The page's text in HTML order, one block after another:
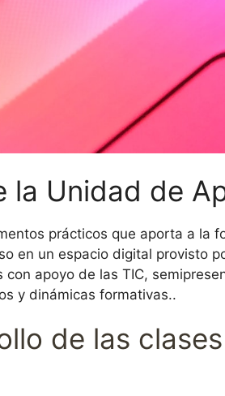
la Unidad de
prácticos que aporta a la
en un espacio digital provisto
apoyo de las TIC,
y dinámicas formativas..
de las